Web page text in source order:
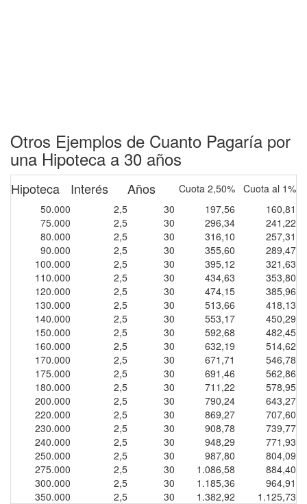
Otros Ejemplos de Cuanto Pagaría por
una Hipoteca a 30 años
Hipoteca Interés Años Cuota 2,50% Cuota al 1%
50.000
2,5 30 197,56
160,81
75.000
2,5 30 296,34
241,22
80.000
2,5 30 316,10
257,31
90.000
2,5 30 355,60
289,47
100.000
2,5 30 395,12
321,63
110.000
2,5 30 434,63
353,80
120.000
2,5 30 474,15
385,96
130.000
2,5 30 513,66
418,13
140.000
2,5 30 553,17
450,29
150.000
2,5 30 592,68
482,45
160.000
2,5 30 632,19
514,62
170.000
2,5 30 671,71
546,78
175.000
2,5 30 691,46
562,86
180.000
2,5 30 711,22
578,95
200.000
2,5 30 790,24
643,27
220.000
2,5 30 869,27
707,60
230.000
2,5 30 908,78
739,77
240.000
2,5 30 948,29
771,93
250.000
2,5 30 987,80
804,09
275.000
2,5 30 1.086,58
884,40
300.000
2,5 30 1.185,36
964,91
350.000
2,5 30 1.382,92 1.125,73